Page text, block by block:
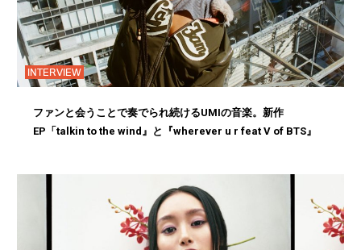
INTERVIEW
ファンと会うことで奏でられ続けるUMIの音楽。新作
EP「talkin to the wind』と『wherever u r feat V of BTS』